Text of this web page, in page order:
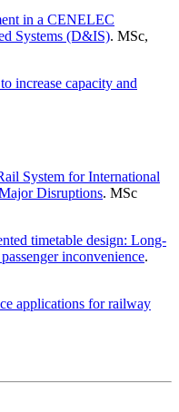
in a CENELEC
Systems (D&IS). MSc,
increase capacity and
System for International
Disruptions. MSc
timetable design: Long-
inconvenience.
applications for railway